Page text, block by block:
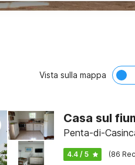
Vista sulla mappa
Casa sul
Penta-di-
4.4 / 5 (86